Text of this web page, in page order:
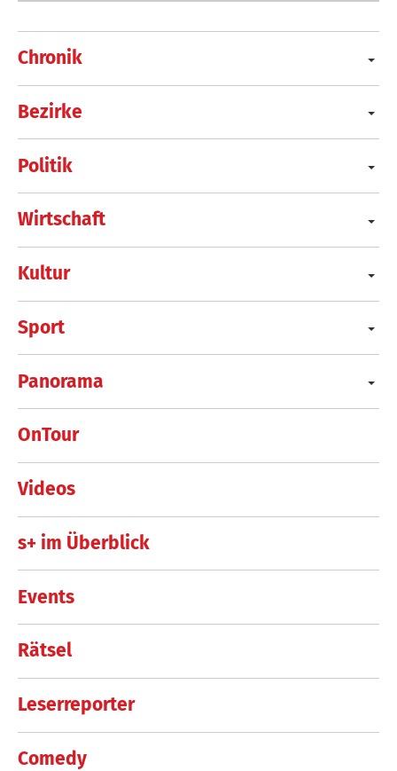
Chronik
Bezirke
Politik
Wirtschaft
Kultur
Sport
Panorama
OnTour
Videos
s+ im Überblick
Events
Rätsel
Leserreporter
Comedy